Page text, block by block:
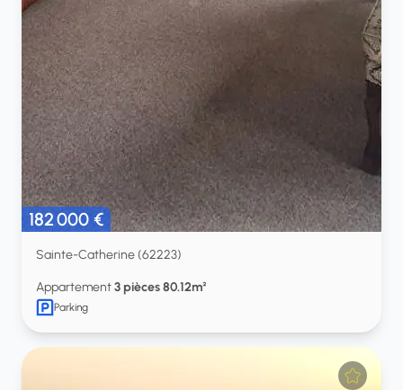
182 000 €
Sainte-Catherine (62223)
Appartement3 pièces 80.12m²
Parking